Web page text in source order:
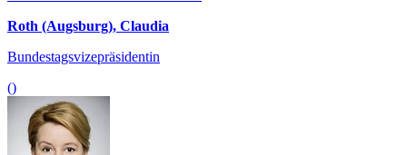
Roth (Augsburg), Claudia
Bundestagsvizepräsidentin
()